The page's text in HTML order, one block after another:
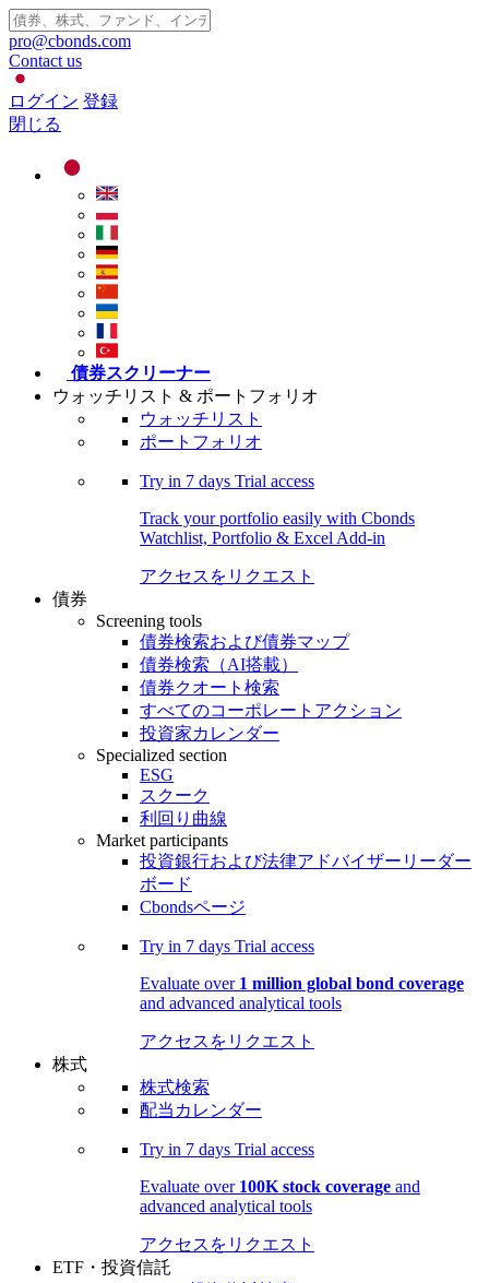
pro@cbonds.com
Contact us
ログイン 登録
閉じる
債券スクリーナー
ウォッチリスト & ポートフォリオ
ウォッチリスト
ポートフォリオ
Try in 7 days Trial access
Track your portfolio easily with Cbonds
Watchlist, Portfolio & Excel Add-in
アクセスをリクエスト
債券
Screening tools
債券検索および債券マップ
債券検索（AI搭載）
債券クオート検索
すべてのコーポレートアクション
投資家カレンダー
Specialized section
ESG
スクーク
利回り曲線
Market participants
投資銀行および法律アドバイザーリーダー
ボード
Cbondsページ
Try in 7 days Trial access
Evaluate over 1 million global bond coverage
and advanced analytical tools
アクセスをリクエスト
株式
株式検索
配当カレンダー
Try in 7 days Trial access
Evaluate over 100K stock coverage and
advanced analytical tools
アクセスをリクエスト
ETF・投資信託